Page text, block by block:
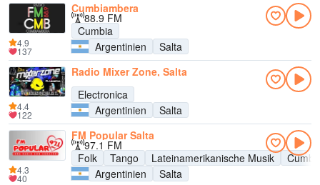
Cumbiambera
88.9 FM
Cumbia
Argentinien
Salta
4.9
137
Radio Mixer Zone, Salta
Electronica
Argentinien
Salta
4.4
122
FM Popular Salta
97.1 FM
Folk
Tango Lateinamerikanische Musik
Argentinien
Salta
4.3
40